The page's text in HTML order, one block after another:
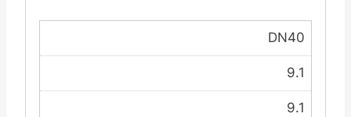
DN40
9.1
9.1